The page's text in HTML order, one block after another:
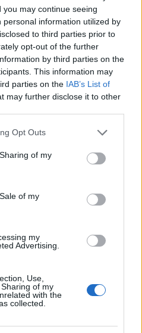
may continue seeing
information utilized by
to third parties prior to
opt-out of the further
by third parties on the
This information may
parties on the IAB’s List of
may further disclose it to other
app uses one or more Google
behaviour. You may click to
and its third-party tags to
purposes in below Google
Opt Outs
of my
of my
my
Advertising.
Use,
of my
with the
collected.
voce delle notizie di
verifiche sul campo.
collezione di vecchie